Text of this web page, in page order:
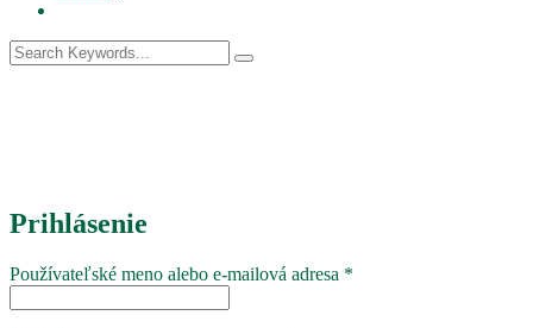
Prihlásenie
Používateľské meno alebo e-mailová adresa *